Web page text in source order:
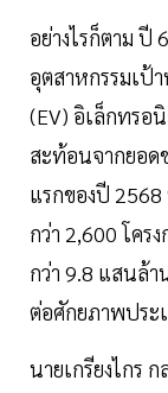
อย่างไรก็ตาม
อุตสาหกรรมเป้
(EV) อิเล็กทรอ
สะท้อนจากยอด
แรกของปี 2568
กว่า 2,600 โคร
กว่า 9.8 แสนล้
ต่อศักยภาพประ
นายเกรียงไกร